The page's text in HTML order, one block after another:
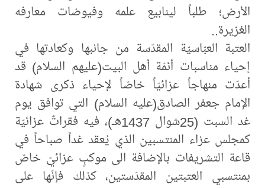
الأرض؛ طلباً لينابيع علمه وفيوضات معارفه
الغزيرة..
العتبة العبّاسيّة المقدّسة من جانبها وكعادتها في
إحياء مناسبات أئمّة أهل البيت(عليهم السلام) قد
أعدّت منهاجاً عزائيّاً خاصّاً لإحياء ذكرى شهادة
الإمام جعفر الصادق(عليه السلام) التي توافق يوم
غد السبت (25شوال 1437هـ)، فيه فقراتٌ عزائيّة
كمجلس عزاء المنتسبين الذي يُعقد غداً صباحاً في
قاعة التشريفات بالإضافة الى موكبٍ عزائيّ خاصّ
بمنتسبي العتبتين المقدّستين، كذلك فإنّها على